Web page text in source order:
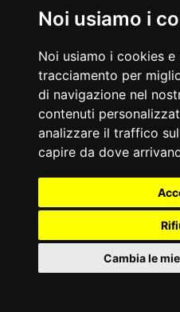
Noi usiamo i
Noi usiamo i cookies
tracciamento per
di navigazione nel
contenuti
analizzare il traffico
capire da dove
Cambia le
Nati Oggi
08/08/1937
Cantautore, compositore e
08/08/1879
Capo rivoluzionario, politico e
Accadde Oggi
08/08/1786
Prima scalata del Monte
08/08/1969
Viene scattata ai Beatles la
Abbey Road.
Aforismi
come i fiori dei campi verdi. Li
insieme imbalsamano l'aria.
sono solo l'inizio.